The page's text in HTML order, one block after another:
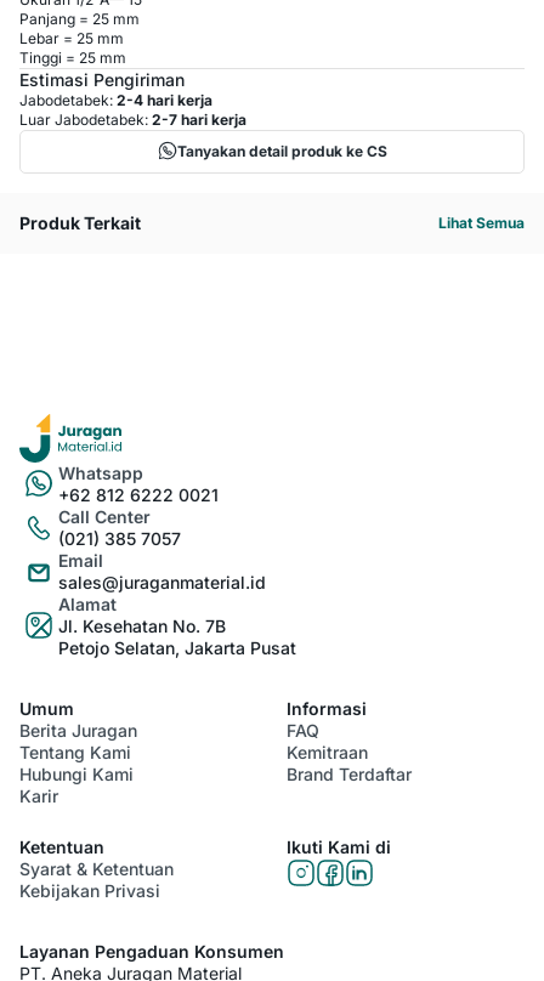
Panjang = 25 mm
Lebar = 25 mm
Tinggi = 25 mm
Estimasi Pengiriman
Jabodetabek: 2-4 hari kerja
Luar Jabodetabek: 2-7 hari kerja
Tanyakan detail produk ke CS
Produk Terkait Lihat Semua
Whatsapp
+62 812 6222 0021
Call Center
(021) 385 7057
Email
sales@juraganmaterial.id
Alamat
Jl. Kesehatan No. 7B
Petojo Selatan, Jakarta Pusat
Umum
Berita Juragan
Tentang Kami
Hubungi Kami
Karir
Informasi
FAQ
Kemitraan
Brand Terdaftar
Ketentuan
Syarat & Ketentuan
Kebijakan Privasi
Ikuti Kami di
Layanan Pengaduan Konsumen
PT. Aneka Juragan Material